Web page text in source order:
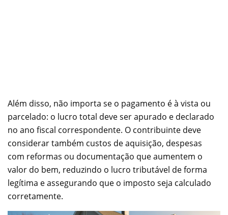
Além disso, não importa se o pagamento é à vista ou
parcelado: o lucro total deve ser apurado e declarado
no ano fiscal correspondente. O contribuinte deve
considerar também custos de aquisição, despesas
com reformas ou documentação que aumentem o
valor do bem, reduzindo o lucro tributável de forma
legítima e assegurando que o imposto seja calculado
corretamente.